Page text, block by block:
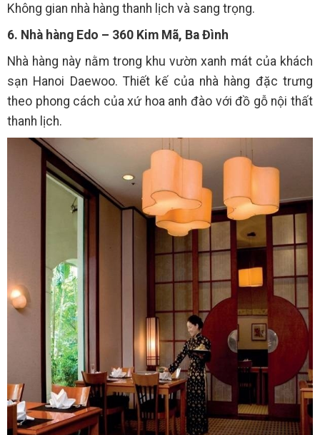
Không gian nhà hàng thanh lịch và sang trọng.
6. Nhà hàng Edo – 360 Kim Mã, Ba Đình
Nhà hàng này nằm trong khu vườn xanh mát của khách
sạn Hanoi Daewoo. Thiết kế của nhà hàng đặc trưng
theo phong cách của xứ hoa anh đào với đồ gỗ nội thất
thanh lịch.